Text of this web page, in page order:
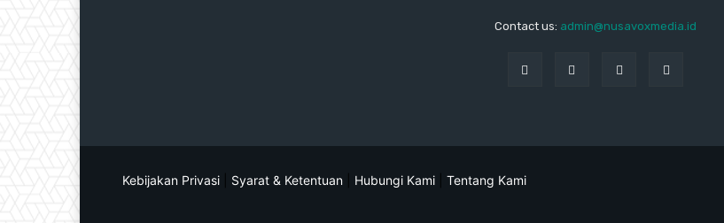
Contact us: admin@nusavoxmedia.id
Kebijakan Privasi Syarat & Ketentuan Hubungi Kami Tentang Kami